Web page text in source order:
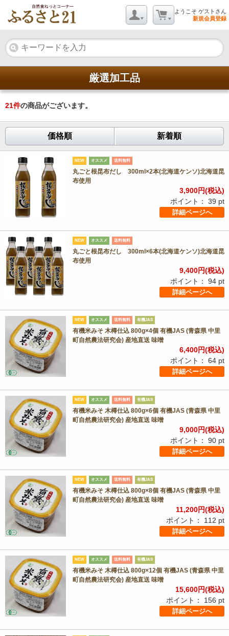
ようこそ ゲストさん
新規会員登録
厳選加工品
21件の商品がございます。
価格順 新着順
NEW オススメ 送料無料
丸ごと根昆布だし 300ml×2本(北海道ケンソ)北海道昆
布使用
3,900円(税込)
ポイント： 39 pt
詳細ページへ
NEW オススメ 送料無料
丸ごと根昆布だし 300ml×6本(北海道ケンソ)北海道昆
布使用
9,400円(税込)
ポイント： 94 pt
詳細ページへ
NEW オススメ 送料無料 有機JAS
有機米みそ 木樽仕込 800g×4個 有機JAS (青森県 中里
町自然農法研究会) 産地直送 味噌
6,400円(税込)
ポイント： 64 pt
詳細ページへ
NEW オススメ 送料無料 有機JAS
有機米みそ 木樽仕込 800g×6個 有機JAS (青森県 中里
町自然農法研究会) 産地直送 味噌
9,000円(税込)
ポイント： 90 pt
詳細ページへ
NEW オススメ 送料無料 有機JAS
有機米みそ 木樽仕込 800g×8個 有機JAS (青森県 中里
町自然農法研究会) 産地直送 味噌
11,200円(税込)
ポイント： 112 pt
詳細ページへ
NEW オススメ 送料無料 有機JAS
有機米みそ 木樽仕込 800g×12個 有機JAS (青森県 中里
町自然農法研究会) 産地直送 味噌
15,600円(税込)
ポイント： 156 pt
詳細ページへ